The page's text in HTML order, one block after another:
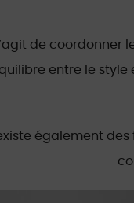
de
entre le
également